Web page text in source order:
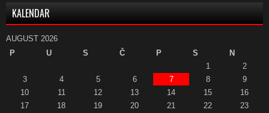
KALENDAR
AUGUST 2026
P
U S Č P S
N
1
2
3
4 5 6 7 8
9
10
11 12 13 14 15
16
17
18 19 20 21 22
23